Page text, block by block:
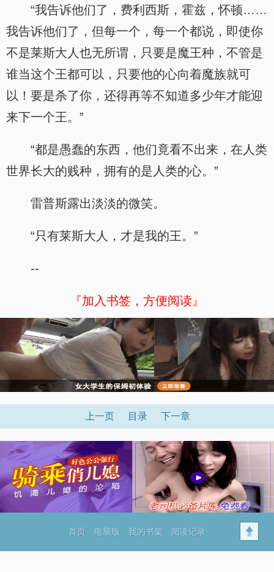
“我告诉他们了，费利西斯，霍兹，怀顿……
我告诉他们了，但每一个，每一个都说，即使你
不是莱斯大人也无所谓，只要是魔王种，不管是
谁当这个王都可以，只要他的心向着魔族就可
以！要是杀了你，还得再等不知道多少年才能迎
来下一个王。”
“都是愚蠢的东西，他们竟看不出来，在人类
世界长大的贱种，拥有的是人类的心。”
雷普斯露出淡淡的微笑。
“只有莱斯大人，才是我的王。”
--
『加入书签，方便阅读』
上一页 目录 下一章
首页 电脑版 我的书架 阅读记录